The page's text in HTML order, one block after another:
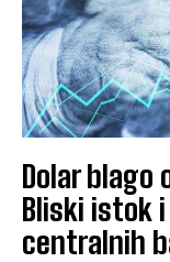
Dolar
Bliski istok
centralnih